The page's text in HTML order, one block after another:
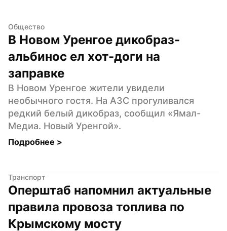
Общество
В Новом Уренгое дикобраз-
альбинос ел хот-доги на
заправке
В Новом Уренгое жители увидели
необычного гостя. На АЗС прогуливался
редкий белый дикобраз, сообщил «Ямал-
Медиа. Новый Уренгой».
Подробнее >
Транспорт
Оперштаб напомнил актуальные
правила провоза топлива по
Крымскому мосту